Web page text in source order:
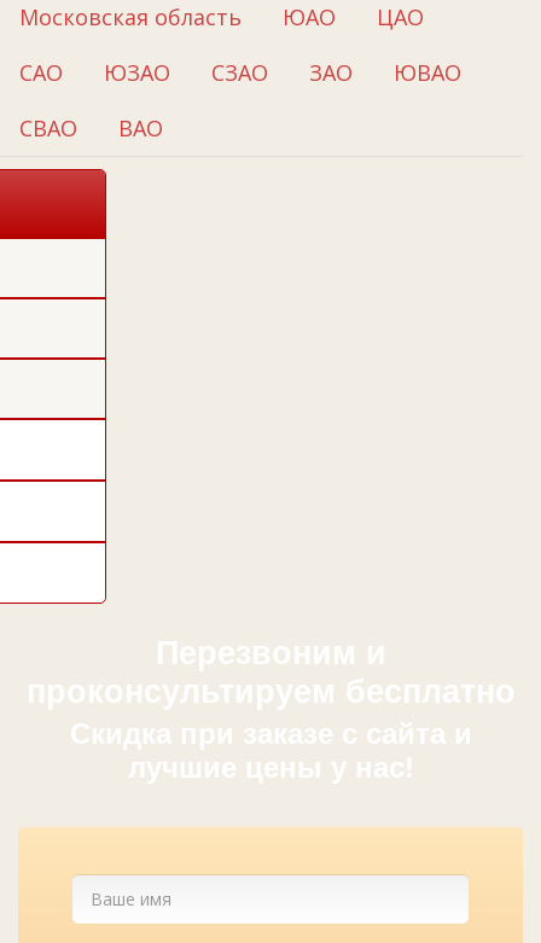
Московская область ЮАО
ЦАО
САО
ЮЗАО СЗАО ЗАО
ЮВАО
СВАО
ВАО
Перезвоним и
проконсультируем бесплатно
Cкидка при заказе с сайта и
лучшие цены у нас!